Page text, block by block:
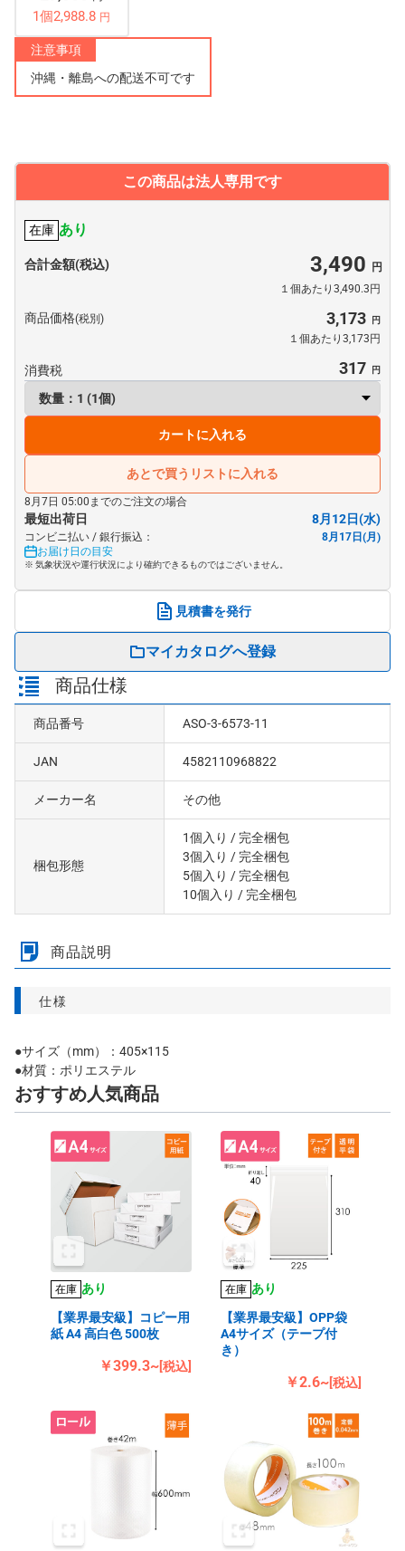
1個2,988.8 円
注意事項
沖縄・離島への配送不可です
この商品は法人専用です
在庫 あり
合計金額(税込) 3,490
１個あたり3,490.3円
商品価格(税別) 3,173
１個あたり3,173円
消費税 317
カートに入れる
あとで買うリストに入れる
8月7日 05:00までのご注文の場合
最短出荷日 8月12日(水)
コンビニ払い / 銀行振込：
8月17日(月)
お届け日の目安
※ 気象状況や運行状況により確約できるものではございません。
見積書を発行
マイカタログへ登録
商品仕様
商品番号 ASO-3-6573-11
JAN 4582110968822
メーカー名 その他
梱包形態
1個入り / 完全梱包
3個入り / 完全梱包
5個入り / 完全梱包
10個入り / 完全梱包
商品説明
仕様
●サイズ（mm）：405×115
●材質：ポリエステル
おすすめ人気商品
在庫 あり
【業界最安級】コピー用
紙 A4 高白色 500枚
￥399.3~[税込]
在庫 あり
【業界最安級】OPP袋
A4サイズ（テープ付
き）
￥2.6~[税込]